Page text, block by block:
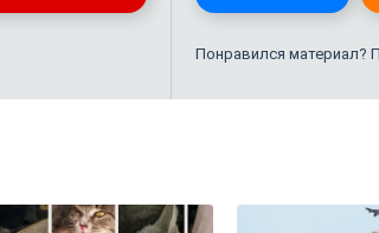
Понравился материал?